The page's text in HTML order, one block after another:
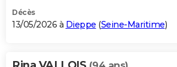
S'inscrire
Se connecter
Lycées
Collèges
Primaires
Universités
Entreprises
Service militaire
Avis de recherche
AVIS DE DÉCÈS
Décès
13/05/2026 à Dieppe (Seine-Maritime)